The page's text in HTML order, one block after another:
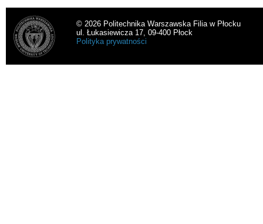
© 2026 Politechnika Warszawska Filia w Płocku
ul. Łukasiewicza 17, 09-400 Płock
Polityka prywatności